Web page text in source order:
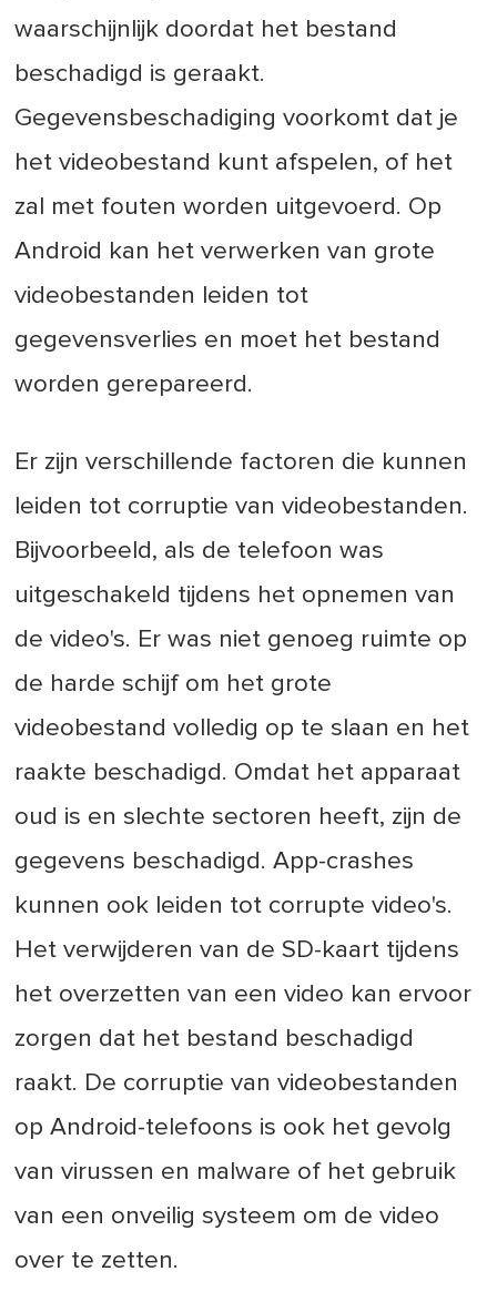
waarschijnlijk doordat het bestand
beschadigd is geraakt.
Gegevensbeschadiging voorkomt dat je
het videobestand kunt afspelen, of het
zal met fouten worden uitgevoerd. Op
Android kan het verwerken van grote
videobestanden leiden tot
gegevensverlies en moet het bestand
worden gerepareerd.
Er zijn verschillende factoren die kunnen
leiden tot corruptie van videobestanden.
Bijvoorbeeld, als de telefoon was
uitgeschakeld tijdens het opnemen van
de video's. Er was niet genoeg ruimte op
de harde schijf om het grote
videobestand volledig op te slaan en het
raakte beschadigd. Omdat het apparaat
oud is en slechte sectoren heeft, zijn de
gegevens beschadigd. App-crashes
kunnen ook leiden tot corrupte video's.
Het verwijderen van de SD-kaart tijdens
het overzetten van een video kan ervoor
zorgen dat het bestand beschadigd
raakt. De corruptie van videobestanden
op Android-telefoons is ook het gevolg
van virussen en malware of het gebruik
van een onveilig systeem om de video
over te zetten.